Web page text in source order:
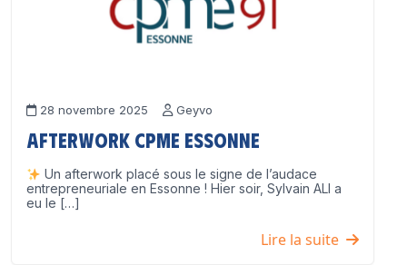
28 novembre 2025 Geyvo
Afterwork CPME Essonne
Un afterwork placé sous le signe de l’audace
entrepreneuriale en Essonne ! Hier soir, Sylvain ALI a
eu le […]
Lire la suite